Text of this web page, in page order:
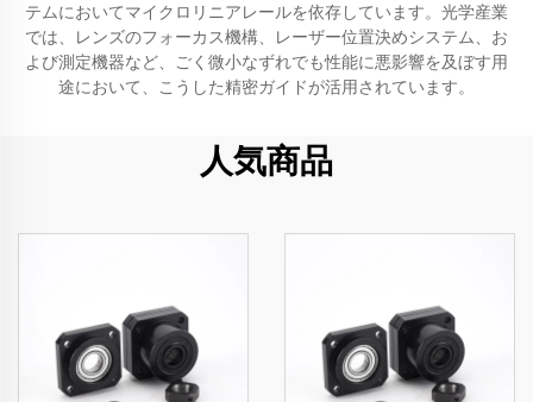
テムにおいてマイクロリニアレールを依存しています。光学産業
では、レンズのフォーカス機構、レーザー位置決めシステム、お
よび測定機器など、ごく微小なずれでも性能に悪影響を及ぼす用
途において、こうした精密ガイドが活用されています。
人気商品